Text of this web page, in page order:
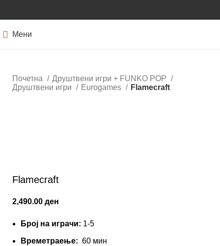
Мени
Почетна
Друштвени игри + FUNKO POP
Друштвени игри
Eurogames Flamecraft
Flamecraft
2,490.00 ден
Број на играчи: 1-5
Времетраење: 60 мин